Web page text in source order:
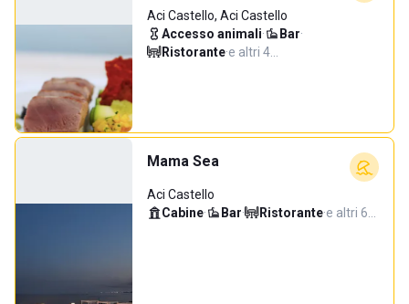
Aci Castello, Aci Castello
Accesso animali· Bar·
Ristorante·e altri 4…
Mama Sea
Aci Castello
Cabine· Bar· Ristorante·e altri 6…